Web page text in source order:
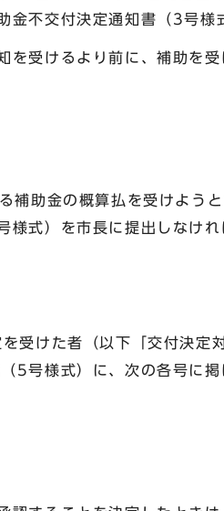
金不交付決定通知書（3号様
受けるより前に、補助を
助金の概算払を受けようと
式）を市長に提出しなけれ
けた者（以下「交付決定
5号様式）に、次の各号に